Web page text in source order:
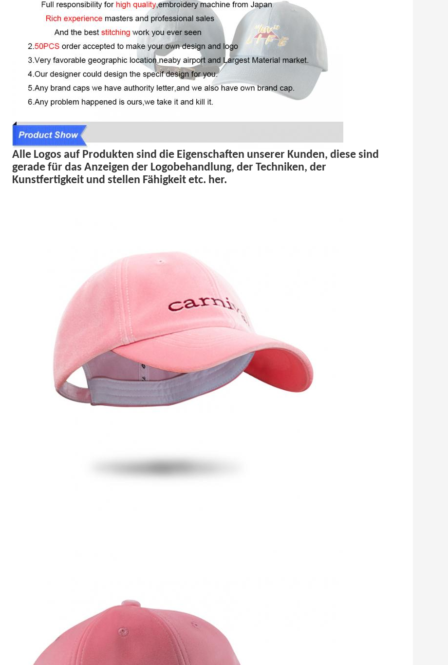
Alle Logos auf Produkten sind die Eigenschaften unserer Kunden, diese sind
gerade für das Anzeigen der Logobehandlung, der Techniken, der
Kunstfertigkeit und stellen Fähigkeit etc. her.